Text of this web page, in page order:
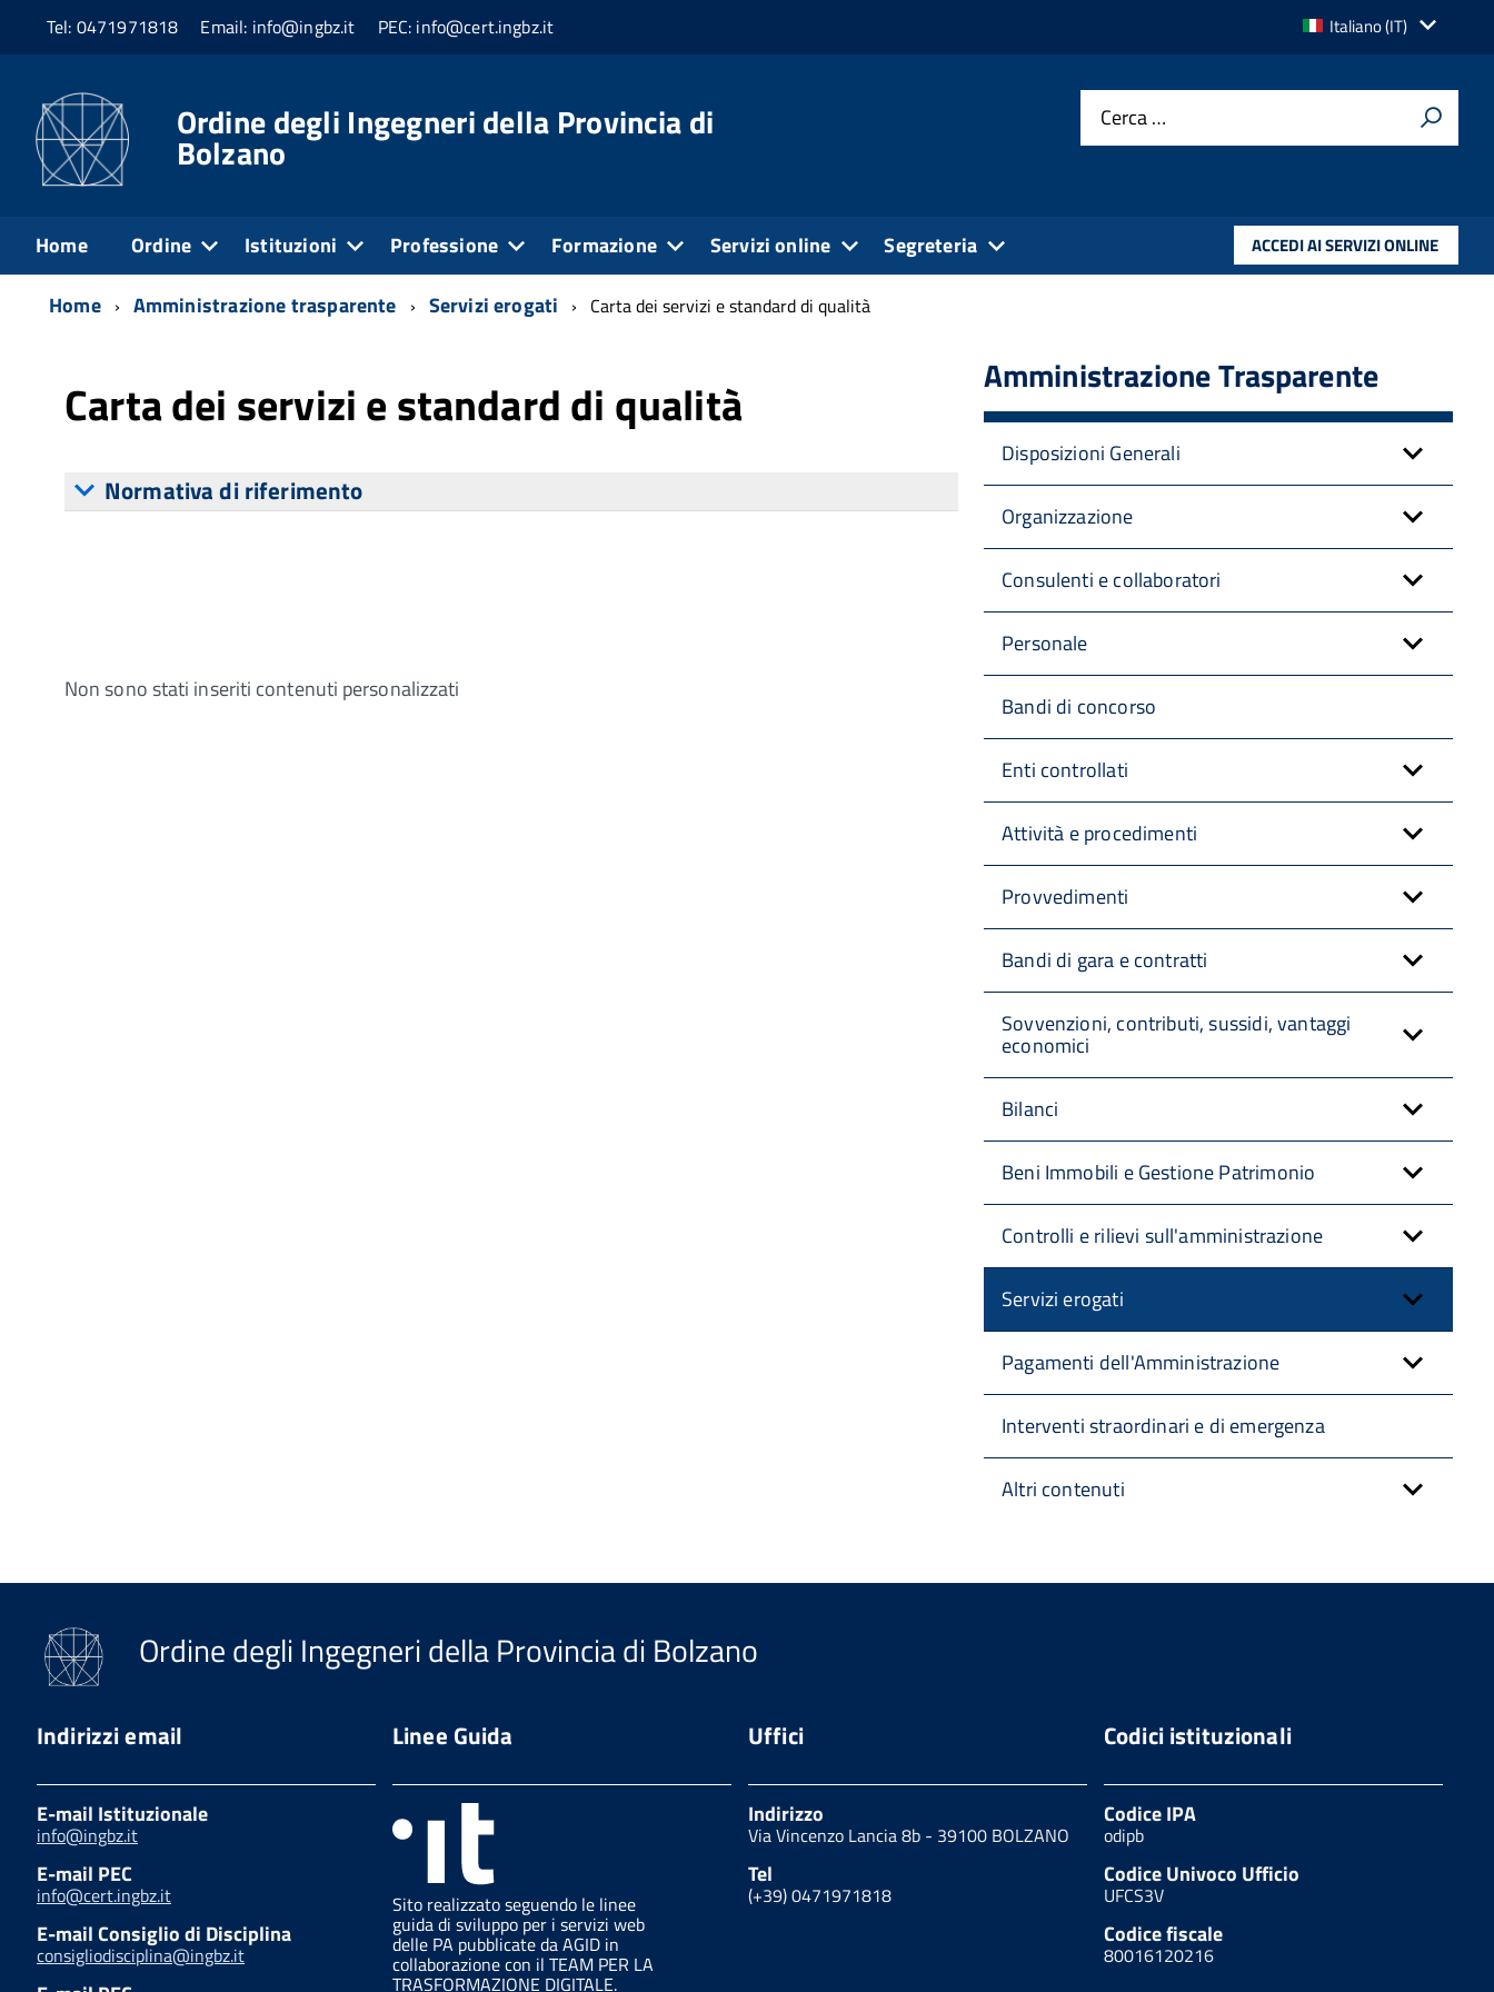
Tel: 0471971818 Email: info@ingbz.it PEC: info@cert.ingbz.it LinguaItaliano (IT)
Ordine degli Ingegneri della Provincia di
Bolzano
Cerca …
Home Ordine Istituzioni Professione Formazione Servizi online Segreteria ACCEDI AI SERVIZI ONLINE
Home Amministrazione trasparente Servizi erogati Carta dei servizi e standard di qualità
Carta dei servizi e standard di qualità
Normativa di riferimento
Non sono stati inseriti contenuti personalizzati
Amministrazione Trasparente
Disposizioni Generali
Organizzazione
Consulenti e collaboratori
Personale
Bandi di concorso
Enti controllati
Attività e procedimenti
Provvedimenti
Bandi di gara e contratti
Sovvenzioni, contributi, sussidi, vantaggi
economici
Bilanci
Beni Immobili e Gestione Patrimonio
Controlli e rilievi sull'amministrazione
Servizi erogati
Pagamenti dell'Amministrazione
Interventi straordinari e di emergenza
Altri contenuti
Ordine degli Ingegneri della Provincia di Bolzano
Indirizzi email
E-mail Istituzionale
info@ingbz.it
E-mail PEC
info@cert.ingbz.it
E-mail Consiglio di Disciplina
consigliodisciplina@ingbz.it
Linee Guida
Sito realizzato seguendo le linee
guida di sviluppo per i servizi web
delle PA pubblicate da AGID in
collaborazione con il TEAM PER LA
TRASFORMAZIONE DIGITALE.
Uffici
Indirizzo
Via Vincenzo Lancia 8b - 39100 BOLZANO
Tel
(+39) 0471971818
Codici istituzionali
Codice IPA
odipb
Codice Univoco Ufficio
UFCS3V
Codice fiscale
80016120216